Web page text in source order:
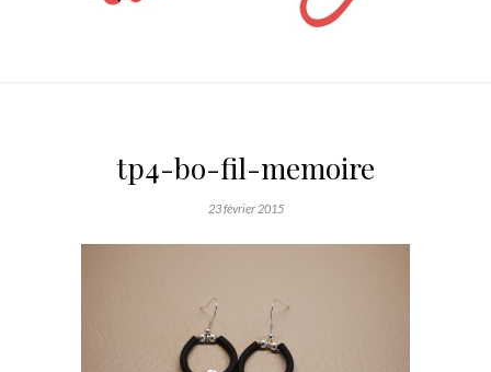
tp4-bo-fil-memoire
23 février 2015